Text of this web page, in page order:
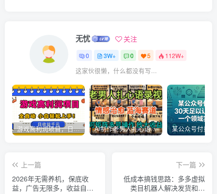
无忧 关注
0 3W+ 0 5 112W+
这家伙很懒，什么都没有写...
游戏高利润项目，日收益1k+，全自动，无需值守，解放双手，小白轻松上手【揭秘】 AI制作老男人扎心语录，5分钟一条，操作简单，流量非常大，保姆级教程
上一篇
2026年无需养机，保底收
益，广告无限多，收益自动
下一篇
低成本搞钱思路：多多虚拟
类目机器人解决发货和客